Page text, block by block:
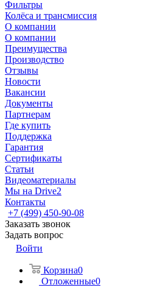
Фильтры
Колёса и трансмиссия
О компании
О компании
Преимущества
Производство
Отзывы
Новости
Вакансии
Документы
Партнерам
Где купить
Поддержка
Гарантия
Сертификаты
Статьи
Видеоматериалы
Мы на Drive2
Контакты
+7 (499) 450-90-08
Заказать звонок
Задать вопрос
Войти
Корзина0
Отложенные0